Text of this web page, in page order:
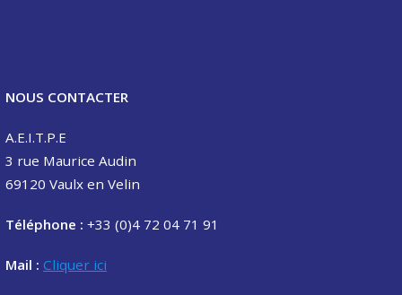
NOUS CONTACTER
A.E.I.T.P.E
3 rue Maurice Audin
69120 Vaulx en Velin
Téléphone : +33 (0)4 72 04 71 91
Mail : Cliquer ici